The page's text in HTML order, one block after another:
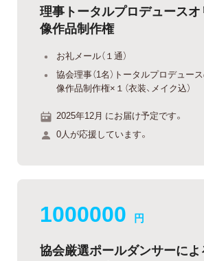
理事トータルプロデュース
像作品制作権
お礼メール（１通）
協会理事（1名）トータルプロデュー
像作品制作権×１（衣装、メイク込）
2025年12月 にお届け予定です。
0人が応援しています。
1000000 円
協会厳選ポールダンサーに